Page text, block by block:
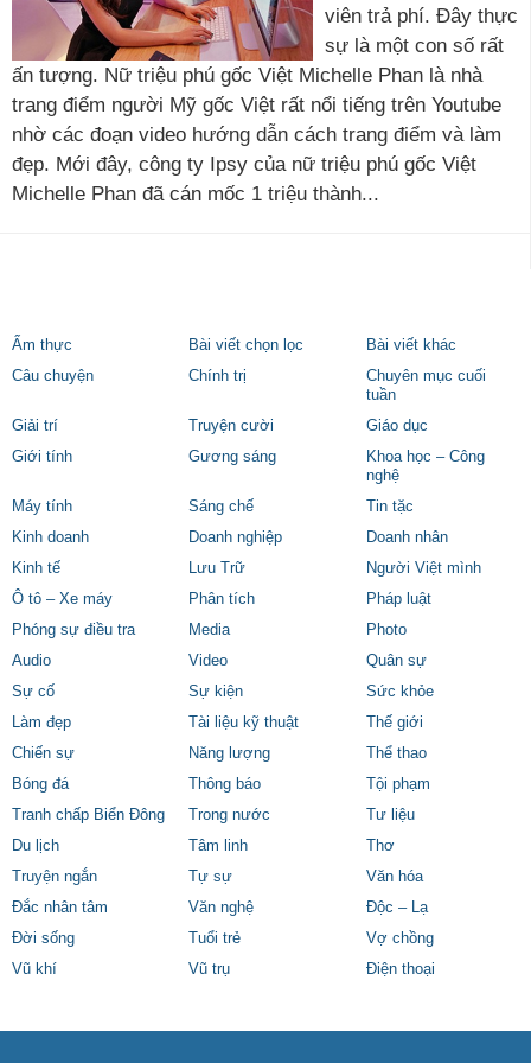
viên trả phí. Đây thực
sự là một con số rất
ấn tượng. Nữ triệu phú gốc Việt Michelle Phan là nhà
trang điểm người Mỹ gốc Việt rất nổi tiếng trên Youtube
nhờ các đoạn video hướng dẫn cách trang điểm và làm
đẹp. Mới đây, công ty Ipsy của nữ triệu phú gốc Việt
Michelle Phan đã cán mốc 1 triệu thành...
Ẩm thực Bài viết chọn lọc
Bài viết khác
Câu chuyện
Chính trị
Chuyên mục cuối
tuần
Giải trí
Truyện cười
Giáo dục
Giới tính
Gương sáng
Khoa học – Công
nghệ
Máy tính
Sáng chế
Tin tặc
Kinh doanh
Doanh nghiệp
Doanh nhân
Kinh tế
Lưu Trữ
Người Việt mình
Ô tô – Xe máy
Phân tích
Pháp luật
Phóng sự điều tra
Media
Photo
Audio
Video
Quân sự
Sự cố
Sự kiện
Sức khỏe
Làm đẹp
Tài liệu kỹ thuật
Thế giới
Chiến sự
Năng lượng
Thể thao
Bóng đá
Thông báo
Tội phạm
Tranh chấp Biển Đông
Trong nước
Tư liệu
Du lịch
Tâm linh
Thơ
Truyện ngắn
Tự sự
Văn hóa
Đắc nhân tâm
Văn nghệ
Độc – Lạ
Đời sống
Tuổi trẻ
Vợ chồng
Vũ khí
Vũ trụ Điện thoại